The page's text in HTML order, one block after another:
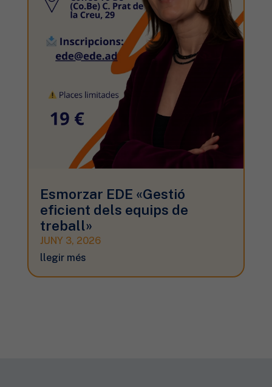
Esmorzar EDE «Gestió
eficient dels equips de
treball»
JUNY 3, 2026
llegir més